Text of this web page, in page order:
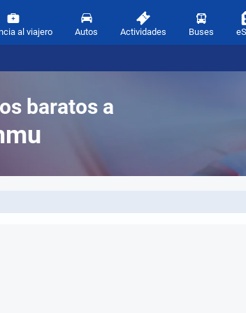
al viajero Autos Actividades Buses
baratos a